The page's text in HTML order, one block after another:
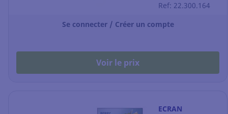
Ref: 22.300.164
Se connecter / Créer un compte
Voir le prix
ECRAN